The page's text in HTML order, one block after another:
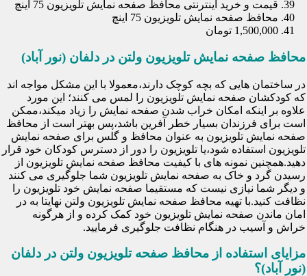
قیمت و خرید اینترنتی محافظ صفحه نمایش تلویزیون 75 اینچ
محافظ صفحه نمایش تلویزیون 75 اینچ
1,500,000 تومان
محافظ صفحه نمایش تلویزیون ولتن در دلفان (نور آباد)
در ساختمان هایی که بچه کوچک دارند،معمولا با این مشکل مواجه اند
که کودکشان صفحه نمایش تلویزیون را لمس می کنند؛ این مورد
علاوه بر اینکه امکان خراب شدن صفحه نمایش را زیاد میکند،ممکن
است برای فرزندان بسیار خطر آفرین باشد،پس بهتر است از محافظ
صفحه نمایش تلویزیون به عنوان محافظ و گلس برای صفحه نمایش
تلویزیون استفاده شود،یا تلویزیون را دور از دسترس کودکان خود قرار
دهید.همچنین نمونه های با کیفیت محافظ صفحه نمایش تلویزیون از
رسیدن گرد و خاک به صفحه نمایش تلویزیون شما جلوگیری می کنند
و دیگر شما نیازی نیست که مستقیما صفحه نمایش خود تلویزیون را
نظافت کنید.با تهیه محافظ صفحه نمایش تلویزیون ولتن نهایتا به در
امان ماندن صفحه نمایش تلویزیون خود کمک کرده و از هرگونه
خراش و آسیب در هنگام نظافت جلوگیری فرمایید.
مزایای استفاده از محافظ صفحه تلویزیون ولتن در دلفان
(نور آباد)؟